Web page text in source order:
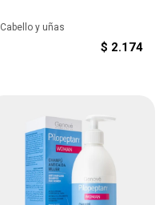
Cabello y uñas
$ 2.174